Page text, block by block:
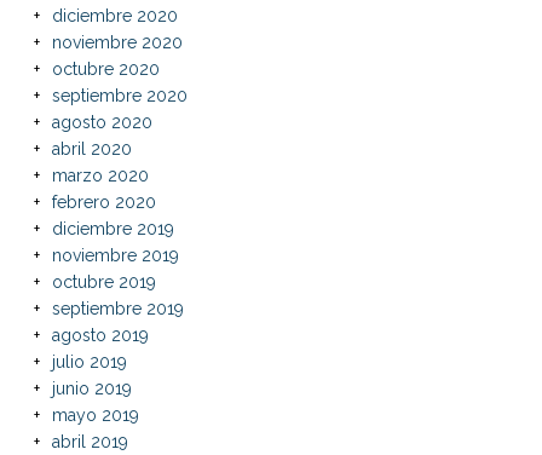
diciembre 2020
noviembre 2020
octubre 2020
septiembre 2020
agosto 2020
abril 2020
marzo 2020
febrero 2020
diciembre 2019
noviembre 2019
octubre 2019
septiembre 2019
agosto 2019
julio 2019
junio 2019
mayo 2019
abril 2019